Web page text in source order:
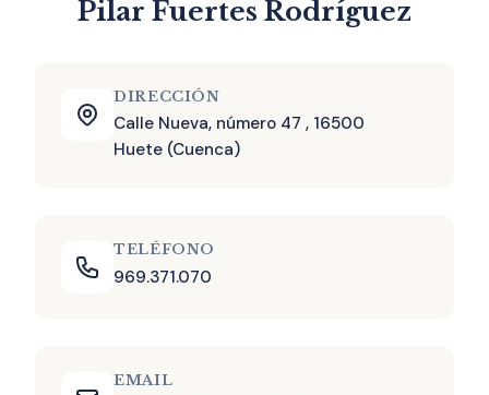
Pilar Fuertes Rodríguez
DIRECCIÓN
Calle Nueva, número 47 , 16500
Huete (Cuenca)
TELÉFONO
969.371.070
EMAIL